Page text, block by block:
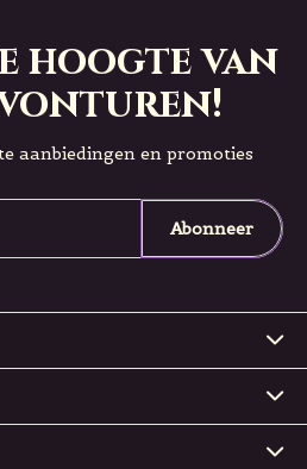
hoogte van
aanbiedingen en promoties
Abonneer